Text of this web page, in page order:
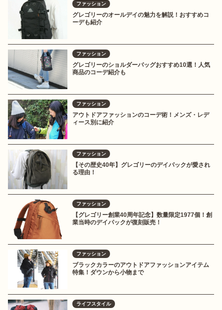
ファッション
グレゴリーのオールデイの魅力を解説！おすすめコ
ーデも紹介
ファッション
グレゴリーのショルダーバッグおすすめ10選！人気
商品のコーデ紹介も
ファッション
アウトドアファッションのコーデ術！メンズ・レデ
ィース別に紹介
ファッション
【その歴史40年】グレゴリーのデイパックが愛され
る理由！
ファッション
【グレゴリー創業40周年記念】数量限定1977個！創
業当時のデイパックが復刻販売！
ファッション
ブラックカラーのアウトドアファッションアイテム
特集！ダウンから小物まで
ライフスタイル